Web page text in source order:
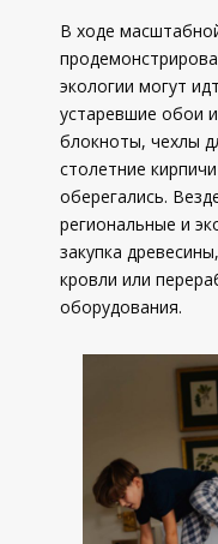
В ходе
экологии могут
устаревшие обои
блокноты, чехлы
столетние
оберегались.
региональные и
закупка
кровли или
оборудования.